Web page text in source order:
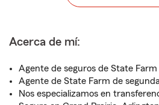
Acerca de mí:
Agente de seguros de State Farm
Agente de State Farm de
Nos especializamos en